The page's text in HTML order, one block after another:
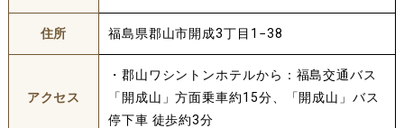
住所 福島県郡山市開成3丁目1−38
アクセス
・郡山ワシントンホテルから：福島交通バス
「開成山」方面乗車約15分、「開成山」バス
停下車 徒歩約3分